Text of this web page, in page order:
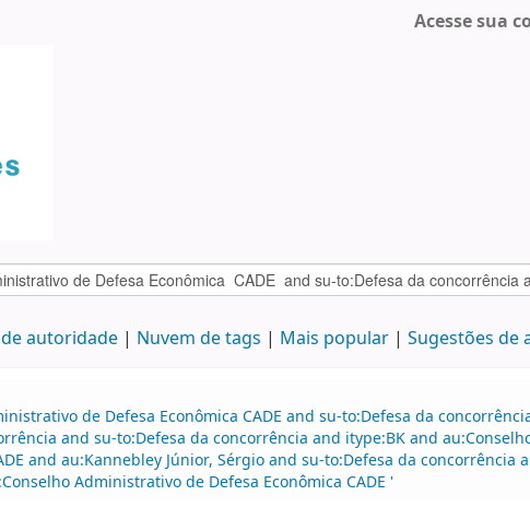
Acesse sua
autoridade Nuvem de tags Mais popular Sugestões de
de Defesa Econômica CADE and su-to:Defesa da
and su-to:Defesa da concorrência and itype:BK and
and au:Kannebley Júnior, Sérgio and su-to:Defesa da concorrência
Administrativo de Defesa Econômica CADE '